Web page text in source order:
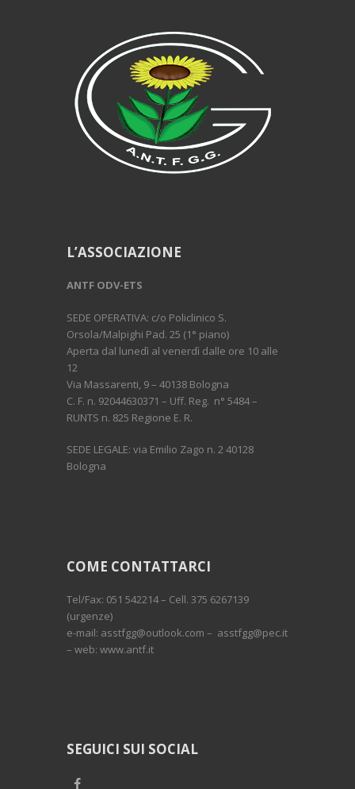
L’ASSOCIAZIONE
ANTF ODV-ETS
SEDE OPERATIVA: c/o Policlinico S.
Orsola/Malpighi Pad. 25 (1° piano)
Aperta dal lunedì al venerdì dalle ore 10 alle
12
Via Massarenti, 9 – 40138 Bologna
C. F. n. 92044630371 – Uff. Reg. n° 5484 –
RUNTS n. 825 Regione E. R.
SEDE LEGALE: via Emilio Zago n. 2 40128
Bologna
COME CONTATTARCI
Tel/Fax: 051 542214 – Cell. 375 6267139
(urgenze)
e-mail: asstfgg@outlook.com – asstfgg@pec.it
– web: www.antf.it
SEGUICI SUI SOCIAL